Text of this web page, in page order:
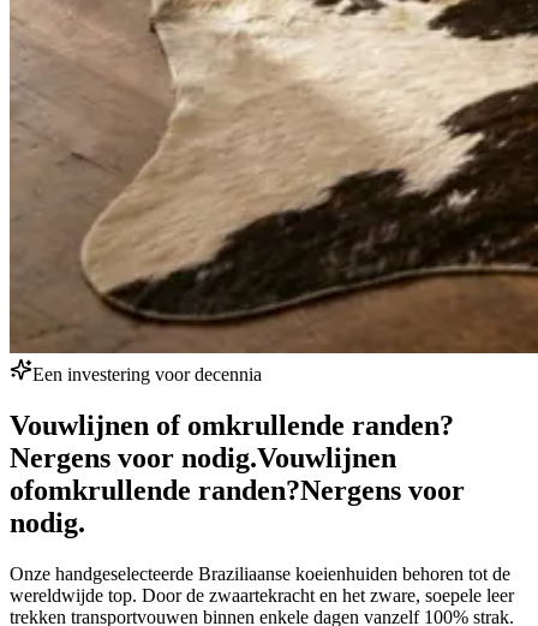
Een investering voor decennia
Vouwlijnen of omkrullende randen?
Nergens voor nodig.Vouwlijnen
ofomkrullende randen?Nergens voor
nodig.
Onze handgeselecteerde Braziliaanse koeienhuiden behoren tot de
wereldwijde top. Door de zwaartekracht en het zware, soepele leer
trekken transportvouwen binnen enkele dagen vanzelf 100% strak.